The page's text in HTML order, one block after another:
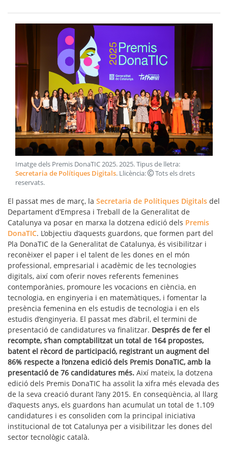
Imatge dels Premis DonaTIC 2025.2025. Tipus de lletra:
Secretaria de Polítiques Digitals. Llicència:
Tots els drets
reservats.
El passat mes de març, la Secretaria de Polítiques Digitals del
Departament d’Empresa i Treball de la Generalitat de
Catalunya va posar en marxa la dotzena edició dels Premis
DonaTIC. L’objectiu d’aquests guardons, que formen part del
Pla DonaTIC de la Generalitat de Catalunya, és visibilitzar i
reconèixer el paper i el talent de les dones en el món
professional, empresarial i acadèmic de les tecnologies
digitals, així com oferir noves referents femenines
contemporànies, promoure les vocacions en ciència, en
tecnologia, en enginyeria i en matemàtiques, i fomentar la
presència femenina en els estudis de tecnologia i en els
estudis d’enginyeria. El passat mes d’abril, el termini de
presentació de candidatures va finalitzar. Després de fer el
recompte, s’han comptabilitzat un total de 164 propostes,
batent el rècord de participació, registrant un augment del
86% respecte a l’onzena edició dels Premis DonaTIC, amb la
presentació de 76 candidatures més. Així mateix, la dotzena
edició dels Premis DonaTIC ha assolit la xifra més elevada des
de la seva creació durant l’any 2015. En conseqüència, al llarg
d’aquests anys, els guardons han acumulat un total de 1.109
candidatures i es consoliden com la principal iniciativa
institucional de tot Catalunya per a visibilitzar les dones del
sector tecnològic català.